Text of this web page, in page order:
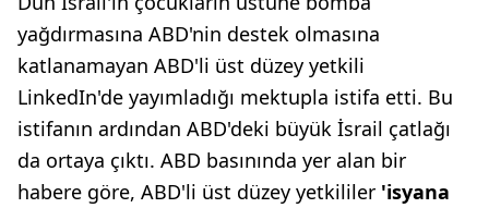
yağdırmasına ABD'nin destek olmasına
katlanamayan ABD'li üst düzey yetkili
LinkedIn'de yayımladığı mektupla istifa etti. Bu
istifanın ardından ABD'deki büyük İsrail çatlağı
da ortaya çıktı. ABD basınında yer alan bir
habere göre, ABD'li üst düzey yetkililer 'isyana